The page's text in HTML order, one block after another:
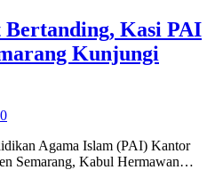
Bertanding, Kasi PAI
Kunjungi
0
Agama Islam (PAI) Kantor
Semarang, Kabul Hermawan…